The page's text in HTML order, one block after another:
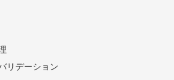
リデーション